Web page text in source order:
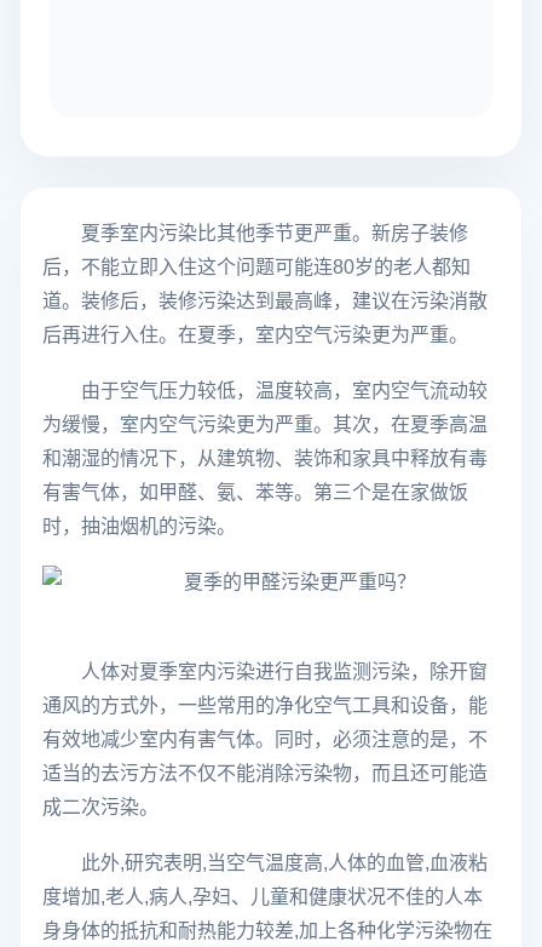
夏季室内污染比其他季节更严重。新房子装修
后，不能立即入住这个问题可能连80岁的老人都知
道。装修后，装修污染达到最高峰，建议在污染消散
后再进行入住。在夏季，室内空气污染更为严重。
由于空气压力较低，温度较高，室内空气流动较
为缓慢，室内空气污染更为严重。其次，在夏季高温
和潮湿的情况下，从建筑物、装饰和家具中释放有毒
有害气体，如甲醛、氨、苯等。第三个是在家做饭
时，抽油烟机的污染。
人体对夏季室内污染进行自我监测污染，除开窗
通风的方式外，一些常用的净化空气工具和设备，能
有效地减少室内有害气体。同时，必须注意的是，不
适当的去污方法不仅不能消除污染物，而且还可能造
成二次污染。
此外,研究表明,当空气温度高,人体的血管,血液粘
度增加,老人,病人,孕妇、儿童和健康状况不佳的人本
身身体的抵抗和耐热能力较差,加上各种化学污染物在